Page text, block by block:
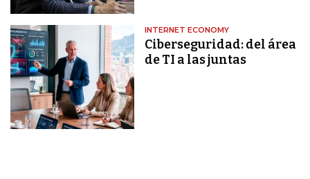
INTERNET ECONOMY
Ciberseguridad: del área
de TI a las juntas